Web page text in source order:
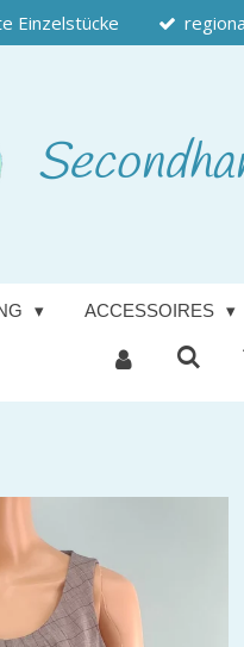
Einzelstücke
ACCESSOIRES